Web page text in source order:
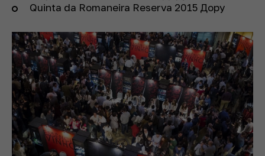
Quinta da Romaneira Reserva 2015 Дору